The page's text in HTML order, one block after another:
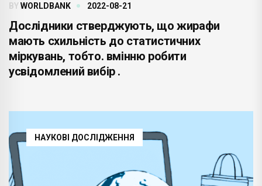
BYWORLDBANK 2022-08-21
Дослідники стверджують, що жирафи
мають схильність до статистичних
міркувань, тобто. вмінню робити
усвідомлений вибір .
НАУКОВІ ДОСЛІДЖЕННЯ